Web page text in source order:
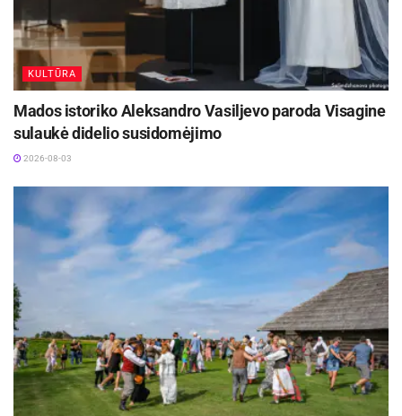
KULTŪRA
Mados istoriko Aleksandro Vasiljevo paroda Visagine
sulaukė didelio susidomėjimo
2026-08-03